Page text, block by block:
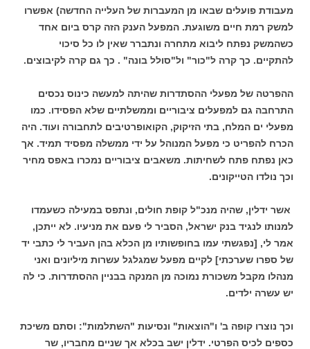
מעבודת פועלים שבאו מן המעברות של העלייה החדשה) אפשרו
למשק רמת חיים משוגעת. המפעל הענק הזה קרס ביום אחד
כשהמשק נפתח ליבוא מתחרה ונתברר שאין לו כל סיכוי
להתקיים. כך קרה ל"כור" ול"סולל בונה" . כך גם קרה לקיבוצים.
ההפרטה של מפעלי ההסתדרות שהיתה למעשה כינוס נכסים
התרחבה גם למפעלים ציבוריים וממשלתיים שלא הפסידו. כמו
מפעלי ים המלח, בתי הזיקוק, הקואופרטיבים לתחבורה ועוד. היה
הכרח להפריט כי מפעל המנוהל על ידי ממשלה מפסיד תמיד. אך
כאן נפתח פתח לשחיתות. משאבים ציבוריים נמכרו באפס מחיר
וכך נולדו הטייקונים.
אשר ידלין, שהיה מנכ"ל קופת חולים, ונתפס במעילה כשעמדו
למנותו לנגיד בנק ישראל, הסביר לי פעם את מניעיו. לא ייתכן,
אמר לי, [נפגשתי עמו בחופשותיו מן הכלא בהן העביר לי כתבי יד
של ספרו שערכתי] לקיים מפעל שמגלגל עשרות מיליונים ואני
מנהלו מקבל משכורת נמוכה מן המנקה בבניין ההסתדרות. כי לה
יש עשרה ילדים.
וכך נוצרו קופה ב' ו"הוצאות" ונסיעות "השתלמות": וסתם משיכת
כספים לכיס הפרטי. ידלין ישב בכלא אך שניים מחבריו, שר